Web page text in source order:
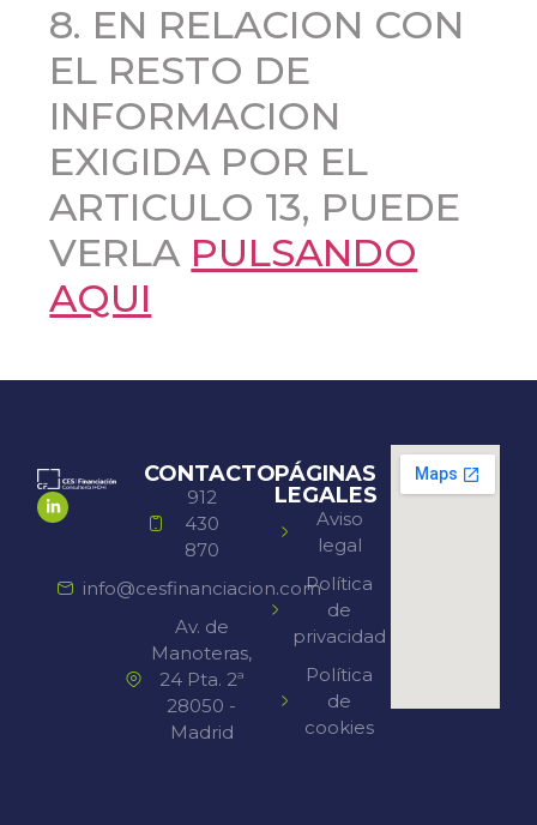
8. EN RELACION CON
EL RESTO DE
INFORMACION
EXIGIDA POR EL
ARTICULO 13, PUEDE
VERLA PULSANDO
AQUI
CONTACTO
912
430
870
info@cesfinanciacion.com
Av. de
Manoteras,
24 Pta. 2ª
28050 -
Madrid
PÁGINAS
LEGALES
Aviso
legal
Política
de
privacidad
Política
de
cookies